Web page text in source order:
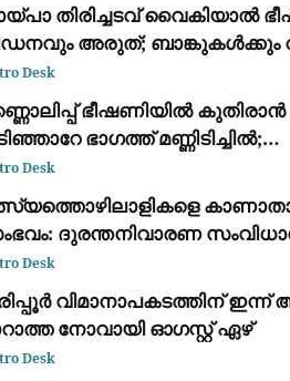
തിരിച്ചടവ് വൈകിയാൽ
അരുത്; ബാങ്കുകൾക്കും
കർശന
ആർ.ബി.ഐ
Desk
ഭീഷണിയിൽ കുതിരാൻ
ഭാഗത്ത് മണ്ണിടിച്ചിൽ;
യാത്രക്കാരും
Desk
ദുരന്തനിവാരണ
പരാജയപ്പെട്ടു; കടുത്ത
ഫാ. യൂജിൻ
Desk
വിമാനാപകടത്തിന് ഇന്ന്
നോവായി ഓഗസ്റ്റ് ഏഴ്
Desk